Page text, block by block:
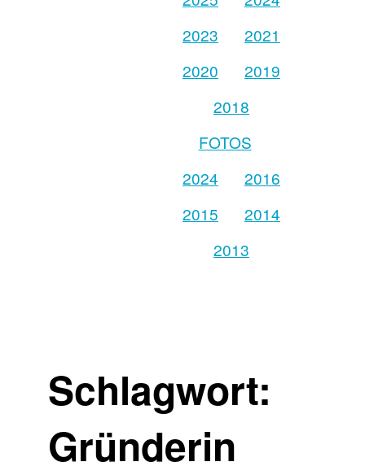
2023
2021
2020
2019
2018
FOTOS
2024
2016
2015
2014
2013
Schlagwort:
Gründerin